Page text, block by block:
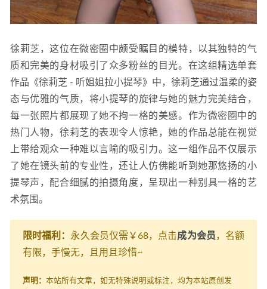
徐莉芝，这位在微密圈中颇受瞩目的模特，以其独特的气
质和完美的身材吸引了众多粉丝的目光。在这组精选单套
作品《徐莉芝 - 听姐姐拉小提琴》中，徐莉芝通过温柔的姿
态与优雅的气质，将小提琴的旋律与她的魅力完美结合，
每一张照片都展现了她不拘一格的美感。作为微密圈中的
热门人物，徐莉芝的表现令人惊艳，她的作品总能在视觉
上带给观众一种难以言喻的吸引力。这一组作品不仅展示
了她在镜头前的专业性，还让人仿佛能听到她那悠扬的小
提琴声，配合细腻的拍摄角度，呈现出一种别具一格的艺
术氛围。
限时福利： 永久会员仅需￥68，点击成为会员，名额
有限，手慢无，且用且珍惜~
声明： 本站所有文章，如无特殊说明或标注，均为本站原创发